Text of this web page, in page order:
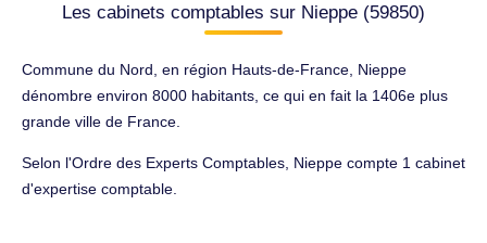
Les cabinets comptables sur Nieppe (59850)
Commune du Nord, en région Hauts-de-France, Nieppe
dénombre environ 8000 habitants, ce qui en fait la 1406e plus
grande ville de France.
Selon l'Ordre des Experts Comptables, Nieppe compte 1 cabinet
d'expertise comptable.